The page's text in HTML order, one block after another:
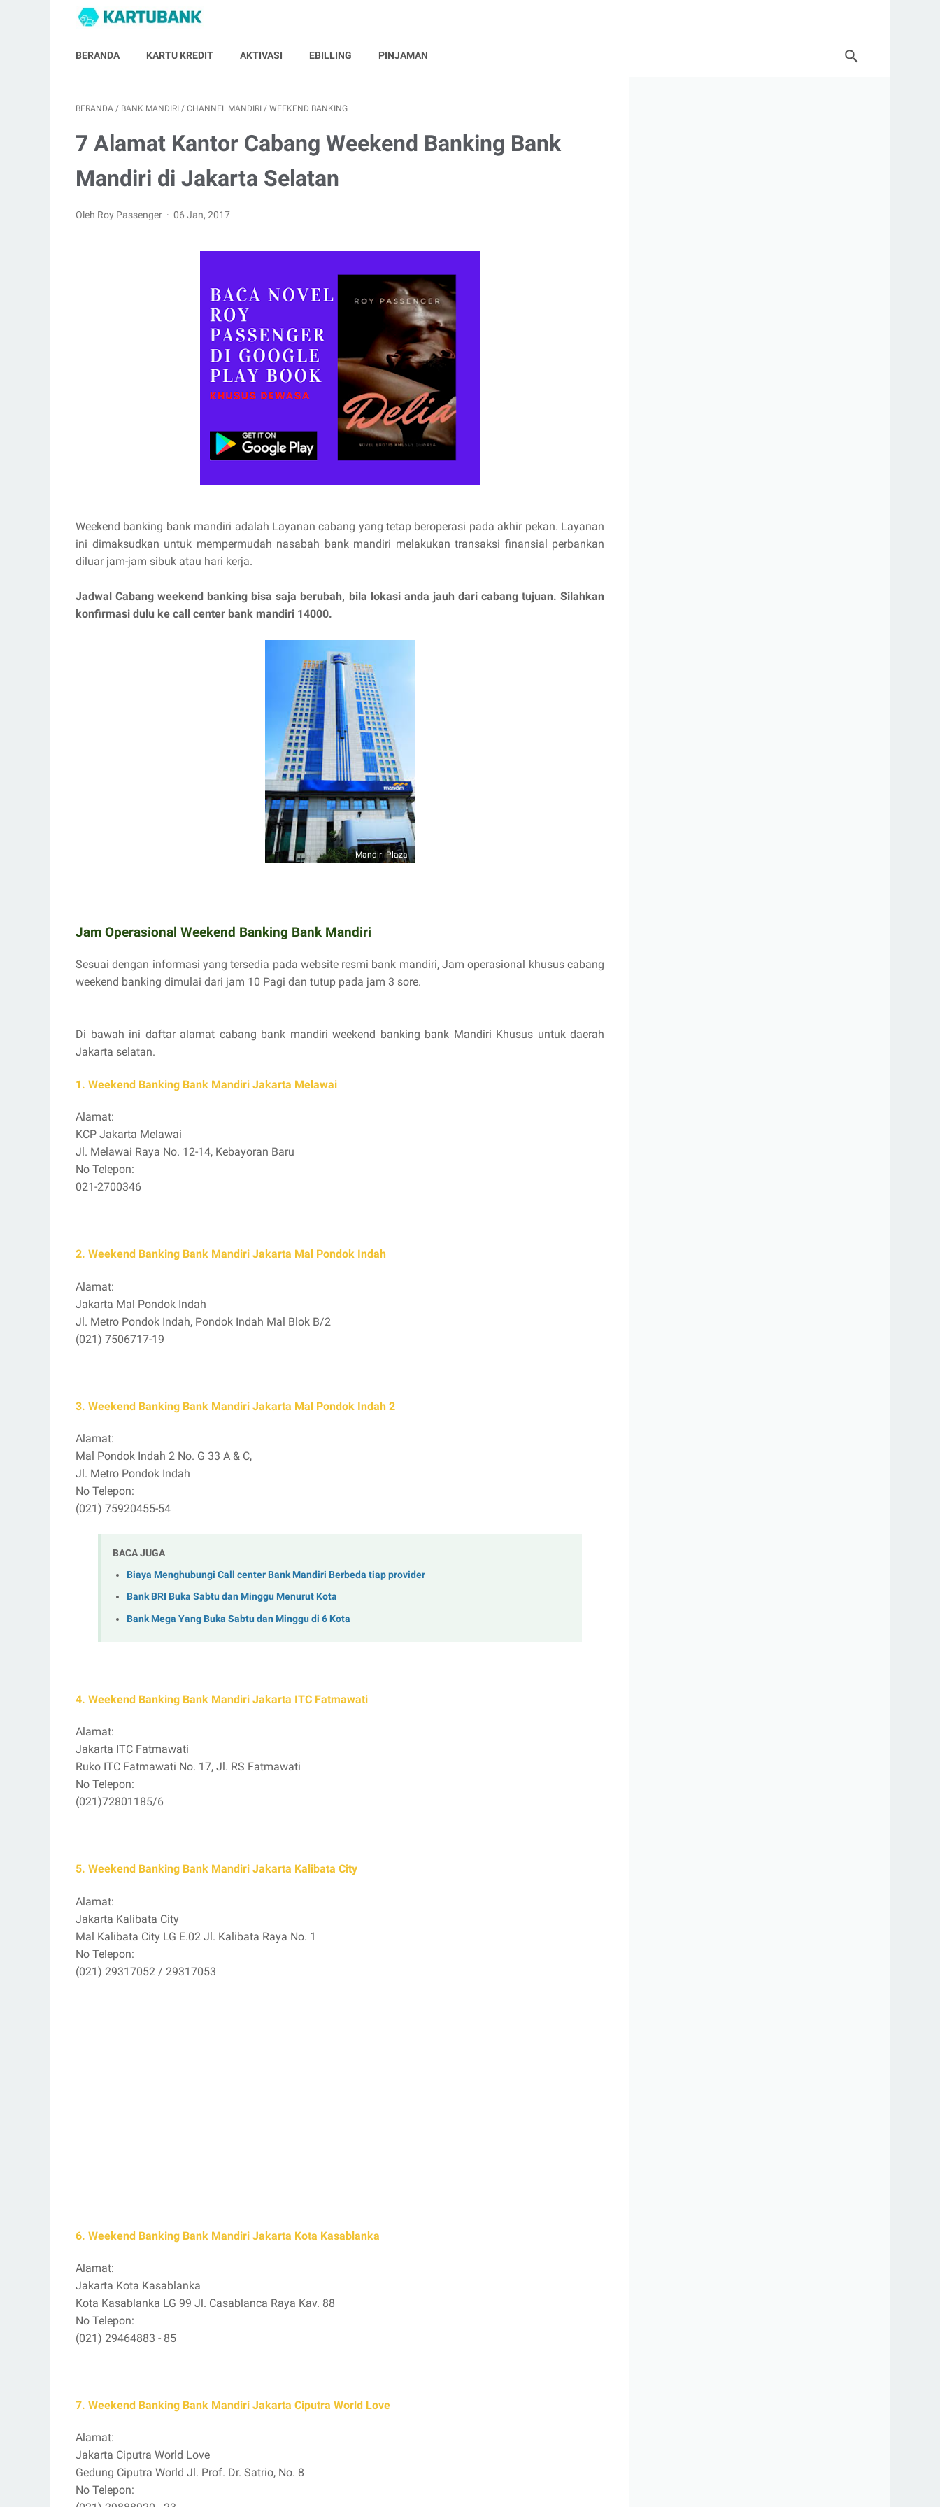
BERANDA KARTU KREDIT AKTIVASI EBILLING PINJAMAN
BERANDA / BANK MANDIRI / CHANNEL MANDIRI / WEEKEND BANKING
7 Alamat Kantor Cabang Weekend Banking Bank
Mandiri di Jakarta Selatan
Oleh Roy Passenger 06 Jan, 2017
Weekend banking bank mandiri adalah Layanan cabang yang tetap beroperasi pada akhir pekan. Layanan
ini dimaksudkan untuk mempermudah nasabah bank mandiri melakukan transaksi finansial perbankan
diluar jam-jam sibuk atau hari kerja.
Jadwal Cabang weekend banking bisa saja berubah, bila lokasi anda jauh dari cabang tujuan. Silahkan
konfirmasi dulu ke call center bank mandiri 14000.
Mandiri Plaza
Jam Operasional Weekend Banking Bank Mandiri
Sesuai dengan informasi yang tersedia pada website resmi bank mandiri, Jam operasional khusus cabang
weekend banking dimulai dari jam 10 Pagi dan tutup pada jam 3 sore.
Di bawah ini daftar alamat cabang bank mandiri weekend banking bank Mandiri Khusus untuk daerah
Jakarta selatan.
1. Weekend Banking Bank Mandiri Jakarta Melawai
Alamat:
KCP Jakarta Melawai
Jl. Melawai Raya No. 12-14, Kebayoran Baru
No Telepon:
021-2700346
2. Weekend Banking Bank Mandiri Jakarta Mal Pondok Indah
Alamat:
Jakarta Mal Pondok Indah
Jl. Metro Pondok Indah, Pondok Indah Mal Blok B/2
(021) 7506717-19
3. Weekend Banking Bank Mandiri Jakarta Mal Pondok Indah 2
Alamat:
Mal Pondok Indah 2 No. G 33 A & C,
Jl. Metro Pondok Indah
No Telepon:
(021) 75920455-54
BACA JUGA
Biaya Menghubungi Call center Bank Mandiri Berbeda tiap provider
Bank BRI Buka Sabtu dan Minggu Menurut Kota
Bank Mega Yang Buka Sabtu dan Minggu di 6 Kota
4. Weekend Banking Bank Mandiri Jakarta ITC Fatmawati
Alamat:
Jakarta ITC Fatmawati
Ruko ITC Fatmawati No. 17, Jl. RS Fatmawati
No Telepon:
(021)72801185/6
5. Weekend Banking Bank Mandiri Jakarta Kalibata City
Alamat:
Jakarta Kalibata City
Mal Kalibata City LG E.02 Jl. Kalibata Raya No. 1
No Telepon:
(021) 29317052 / 29317053
6. Weekend Banking Bank Mandiri Jakarta Kota Kasablanka
Alamat:
Jakarta Kota Kasablanka
Kota Kasablanka LG 99 Jl. Casablanca Raya Kav. 88
No Telepon:
(021) 29464883 - 85
7. Weekend Banking Bank Mandiri Jakarta Ciputra World Love
Alamat:
Jakarta Ciputra World Love
Gedung Ciputra World Jl. Prof. Dr. Satrio, No. 8
No Telepon: